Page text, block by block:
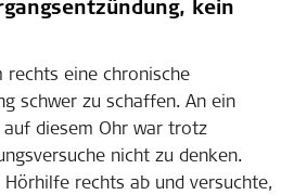
kein
rechts eine chronische
schwer zu schaffen. An ein
diesem Ohr war trotz
nicht zu denken.
rechts ab und versuchte,